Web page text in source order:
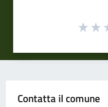
Contatta il comune